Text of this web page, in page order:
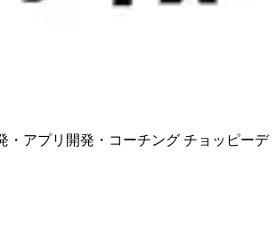
・アプリ開発・コーチング チョッピーデ